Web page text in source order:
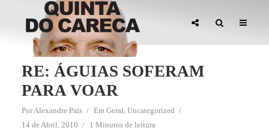
RE: ÁGUIAS SOFERAM
PARA VOAR
PorAlexandre Pais Em Geral, Uncategorized
14 de Abril, 2010
1 Minutos de leitura